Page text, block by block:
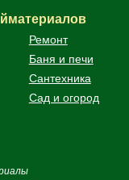
Ремонт
Баня и печи
Сантехника
Сад и огород